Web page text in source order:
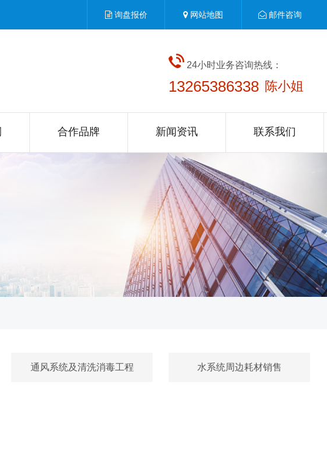
询盘报价 网站地图 邮件咨询
24小时业务咨询热线：
13265386338 陈小姐
合作品牌 新闻资讯 联系我们
通风系统及清洗消毒工程 水系统周边耗材销售